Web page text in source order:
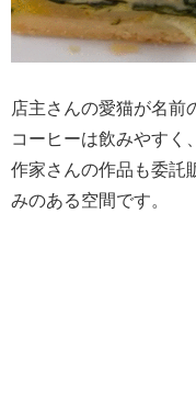
店主さんの愛猫が名前
コーヒーは飲みやすく
作家さんの作品も委託
みのある空間です。